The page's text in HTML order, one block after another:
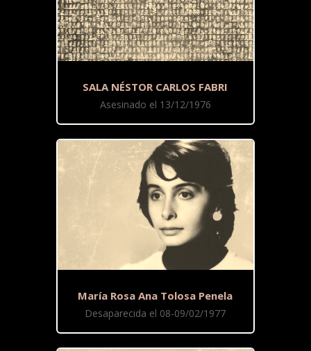
SALA NÉSTOR CARLOS FABRI
Asesinado el 13/12/1976
María Rosa Ana Tolosa Penela
Desaparecida el 08-09/02/1977